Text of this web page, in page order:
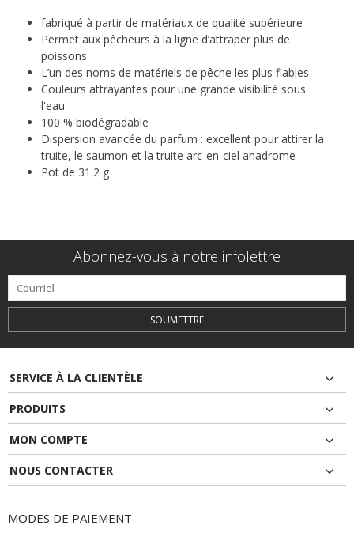
fabriqué à partir de matériaux de qualité supérieure
Permet aux pêcheurs à la ligne d’attraper plus de
poissons
L’un des noms de matériels de pêche les plus fiables
Couleurs attrayantes pour une grande visibilité sous
l'eau
100 % biodégradable
Dispersion avancée du parfum : excellent pour attirer la
truite, le saumon et la truite arc-en-ciel anadrome
Pot de 31.2 g
Abonnez-vous à notre infolettre
SOUMETTRE
SERVICE À LA CLIENTÈLE
PRODUITS
MON COMPTE
NOUS CONTACTER
MODES DE PAIEMENT